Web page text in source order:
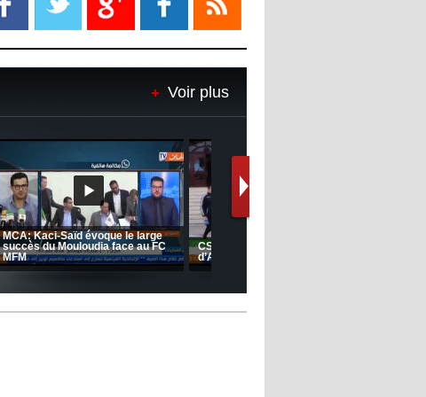
Le Barça savoure sa première
de matchs"
- 2022/11/06
Real : Les dirigeants veulent le
départ d'Hazard cet hiver
Voir plus
Le message de Delort, Benrahma
et Belkebla à l'occasion du "Big
Day de vaccination"